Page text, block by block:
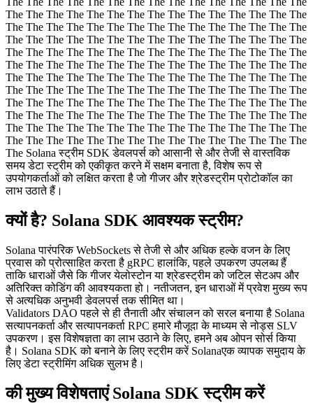
The The The The The The The The The The The The The The The
The The The The The The The The The The The The The The The
The The The The The The The The The The The The The The The
The The The The The The The The The The The The The The The
The The The The The The The The The The The The The The The
The The The The The The The The The The The The The The The
The The The The The The The The The The The The The The The
The The The The The The The The The The The The The The The
The The The The The The The The The The The The The The The
The The The The The The The The The The The The The The The
The The The The The The The The The The The The The The The
The Solana स्ट्रीम SDK डेवलपर्स को आसानी से और तेजी से वास्तविक
समय डेटा स्ट्रीम को एकीकृत करने में सक्षम बनाता है, विशेष रूप से
उपयोगकर्ताओं को लक्षित करता है जो गीजर और श्रेडस्ट्रीम प्रोटोकॉल का
लाभ उठाते हैं।
क्यों है? Solana SDK आवश्यक स्ट्रीम?
Solana पारंपरिक WebSockets से तेजी से और अधिक हल्के वजन के लिए
प्रवास को प्रोत्साहित करता है gRPC हालांकि, पहले उपकरण उपलब्ध हैं
ताकि धाराओं जैसे कि गीजर येलोस्टोन या श्रेडस्ट्रीम को जटिल सेटअप और
अतिरिक्त कोडिंग की आवश्यकता हो। नतीजतन, इन धाराओं में प्रवेश मुख्य रूप
से अत्यधिक अनुभवी डेवलपर्स तक सीमित था।
Validators DAO पहले से ही तैनाती और संचालन को सरल बनाया है Solana
सत्यापनकर्ता और सत्यापनकर्ता RPC हमारे मौजूदा के माध्यम से नोड्स SLV
उपकरण। इस विशेषज्ञता का लाभ उठाने के लिए, हमने अब ओपन सोर्स किया
है। Solana SDK को बनाने के लिए स्ट्रीम करें Solanaएक व्यापक समुदाय के
लिए डेटा स्ट्रीमिंग अधिक सुलभ है।
की मुख्य विशेषताएं Solana SDK स्ट्रीम करें